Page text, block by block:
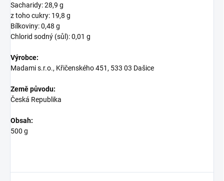
Sacharidy: 28,9 g
z toho cukry: 19,8 g
Bílkoviny: 0,48 g
Chlorid sodný (sůl): 0,01 g
Výrobce:
Madami s.r.o., Křičenského 451, 533 03 Dašice
Země původu:
Česká Republika
Obsah:
500 g